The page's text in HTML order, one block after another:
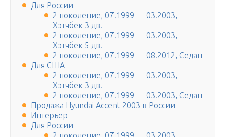
Для России
2 поколение, 07.1999 — 03.2003,
Хэтчбек 3 дв.
2 поколение, 07.1999 — 03.2003,
Хэтчбек 5 дв.
2 поколение, 07.1999 — 08.2012, Седан
Для США
2 поколение, 07.1999 — 03.2003,
Хэтчбек 3 дв.
2 поколение, 07.1999 — 03.2003, Седан
Продажа Hyundai Accent 2003 в России
Интерьер
Для России